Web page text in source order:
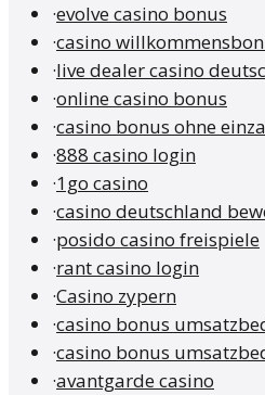
·evolve casino bonus
·casino
·live dealer casino
·online casino bonus
·casino bonus ohne
·888 casino login
·1go casino
·casino deutschland
·posido casino freispiele
·rant casino login
·Casino zypern
·casino bonus
·casino bonus
·avantgarde casino